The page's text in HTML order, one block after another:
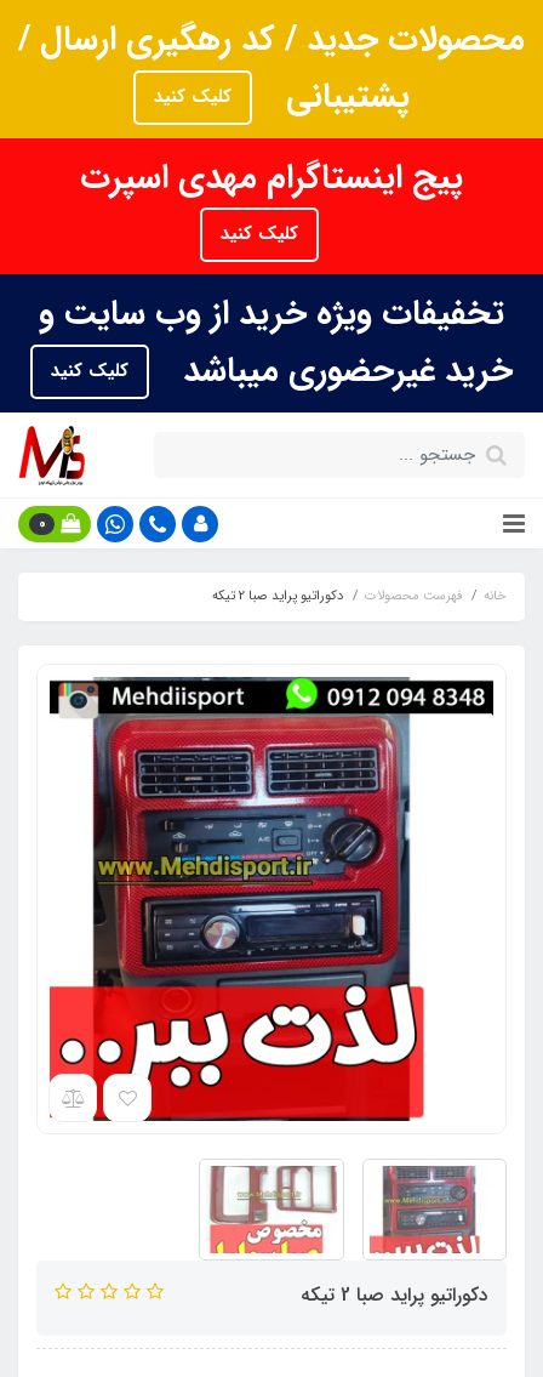
محصولات جدید / کد رهگیری ارسال /
پشتیبانی
کلیک کنید
پیج اینستاگرام مهدی اسپرت
کلیک کنید
تخفیفات ویژه خرید از وب سایت و
خرید غیرحضوری میباشد
کلیک کنید
0
خانه فهرست محصولات دکوراتیو پراید صبا 2 تیکه
دکوراتیو پراید صبا 2 تیکه